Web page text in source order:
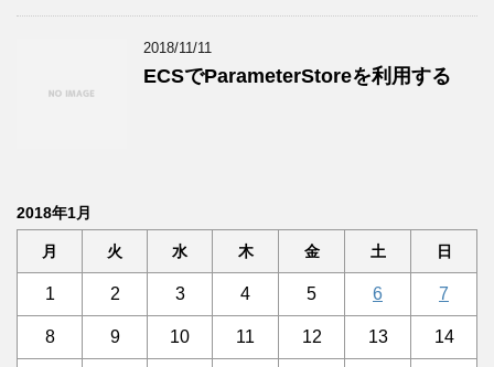
2018/11/11
ECSでParameterStoreを利用する
2018年1月
月 火 水 木 金 土 日
1 2 3 4 5 6 7
8 9 10 11 12 13 14